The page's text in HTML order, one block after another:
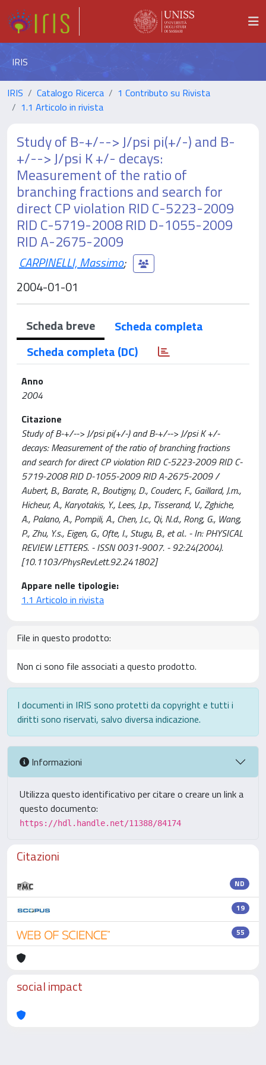
IRIS
IRIS Catalogo Ricerca
1 Contributo su Rivista
1.1 Articolo in rivista
Study of B-+/--> J/psi pi(+/-) and B-
+/--> J/psi K +/- decays:
Measurement of the ratio of
branching fractions and search for
direct CP violation RID C-5223-2009
RID C-5719-2008 RID D-1055-2009
RID A-2675-2009
CARPINELLI, Massimo;
2004-01-01
Scheda breve
Scheda completa
Scheda completa (DC)
Anno
2004
Citazione
Study of B-+/--> J/psi pi(+/-) and B-+/--> J/psi K +/-
decays: Measurement of the ratio of branching fractions
and search for direct CP violation RID C-5223-2009 RID C-
5719-2008 RID D-1055-2009 RID A-2675-2009 /
Aubert, B., Barate, R., Boutigny, D., Couderc, F., Gaillard, J.m.,
Hicheur, A., Karyotakis, Y., Lees, J.p., Tisserand, V., Zghiche,
A., Palano, A., Pompili, A., Chen, J.c., Qi, N.d., Rong, G., Wang,
P., Zhu, Y.s., Eigen, G., Ofte, I., Stugu, B., et al.. - In: PHYSICAL
REVIEW LETTERS. - ISSN 0031-9007. - 92:24(2004).
[10.1103/PhysRevLett.92.241802]
Appare nelle tipologie:
1.1 Articolo in rivista
File in questo prodotto:
Non ci sono file associati a questo prodotto.
I documenti in IRIS sono protetti da copyright e tutti i
diritti sono riservati, salvo diversa indicazione.
Informazioni
Utilizza questo identificativo per citare o creare un link a
questo documento:
https://hdl.handle.net/11388/84174
Citazioni
ND
19
55
social impact